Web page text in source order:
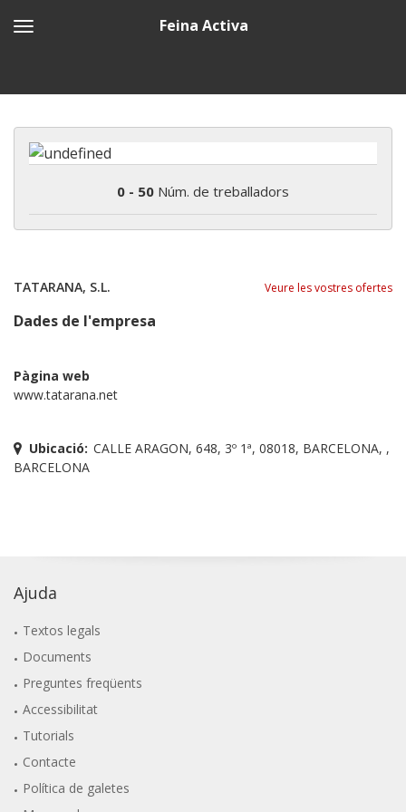
Feina Activa
0 - 50 Núm. de treballadors
TATARANA, S.L. Veure les vostres ofertes
Dades de l'empresa
Pàgina web
www.tatarana.net
Ubicació: CALLE ARAGON, 648, 3º 1ª, 08018, BARCELONA, ,
BARCELONA
Ajuda
Textos legals
Documents
Preguntes freqüents
Accessibilitat
Tutorials
Contacte
Política de galetes